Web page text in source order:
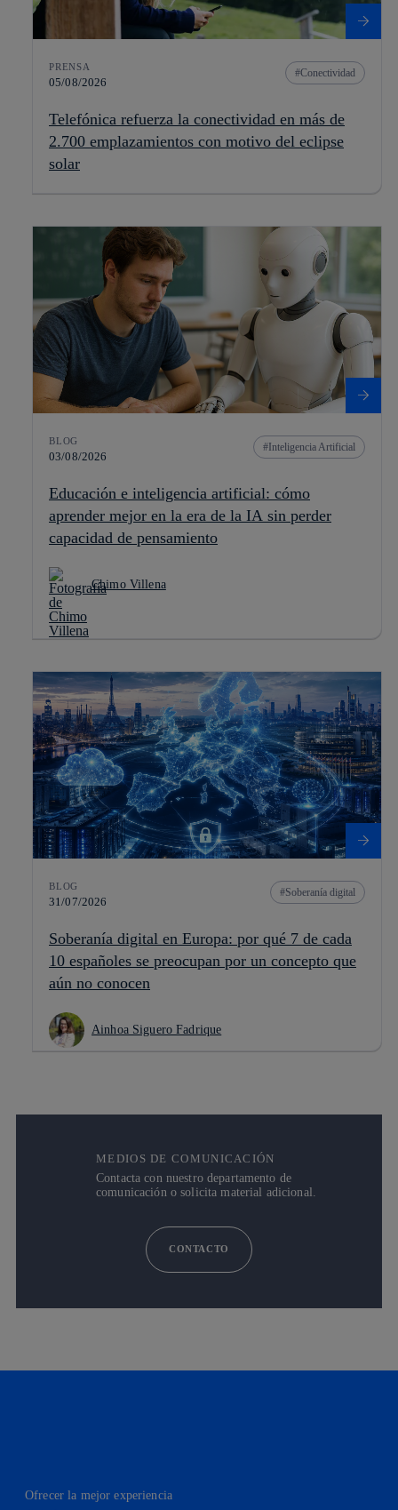
PRENSA
05/08/2026
Conectividad
Telefónica refuerza la conectividad en más de
2.700 emplazamientos con motivo del eclipse
solar
BLOG
03/08/2026
Inteligencia Artificial
Educación e inteligencia artificial: cómo
aprender mejor en la era de la IA sin perder
capacidad de pensamiento
Chimo Villena
BLOG
31/07/2026
Soberanía digital
Soberanía digital en Europa: por qué 7 de cada
10 españoles se preocupan por un concepto que
aún no conocen
Ainhoa Siguero Fadrique
MEDIOS DE COMUNICACIÓN
Contacta con nuestro departamento de
comunicación o solicita material adicional.
CONTACTO
Ofrecer la mejor experiencia